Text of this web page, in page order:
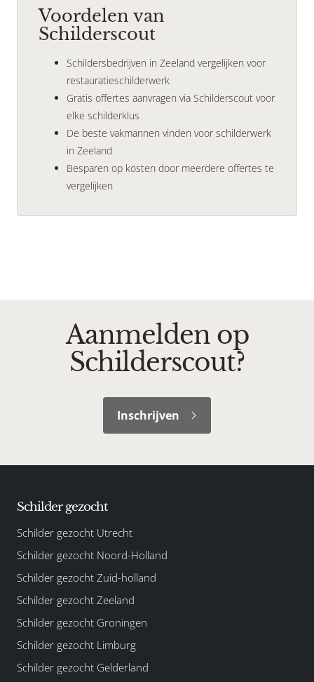
Voordelen van
Schilderscout
Schildersbedrijven in Zeeland vergelijken voor
restauratieschilderwerk
Gratis offertes aanvragen via Schilderscout voor
elke schilderklus
De beste vakmannen vinden voor schilderwerk
in Zeeland
Besparen op kosten door meerdere offertes te
vergelijken
Aanmelden op
Schilderscout?
Inschrijven
Schilder gezocht
Schilder gezocht Utrecht
Schilder gezocht Noord-Holland
Schilder gezocht Zuid-holland
Schilder gezocht Zeeland
Schilder gezocht Groningen
Schilder gezocht Limburg
Schilder gezocht Gelderland